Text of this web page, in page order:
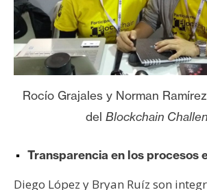
Rocío Grajales y Norman
del Blockchain
Transparencia en los procesos
Diego López y Bryan Ruíz son